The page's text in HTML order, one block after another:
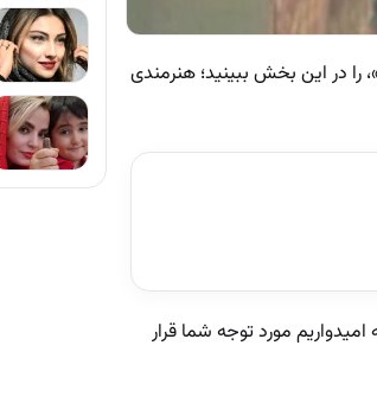
در این بخش ببینید؛ هنرمندی
مورد توجه شما قرار